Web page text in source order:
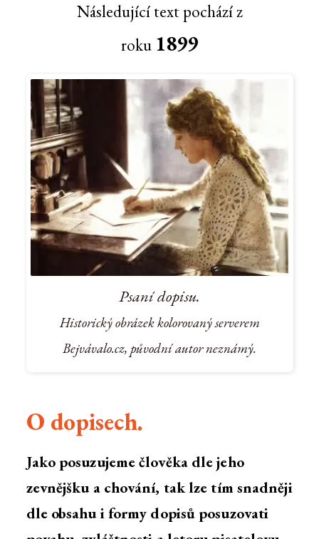
Následující text pochází z
roku 1899
Psaní dopisu.
Historický obrázek kolorovaný serverem
Bejvávalo.cz, původní autor neznámý.
O dopisech.
Jako posuzujeme člověka dle jeho
zevnějšku a chování, tak lze tím snadněji
dle obsahu i formy dopisů posuzovati